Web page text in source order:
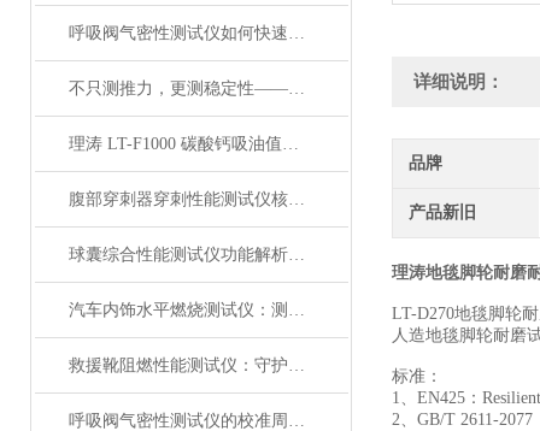
呼吸阀气密性测试仪如何快速判断呼吸阀是否失效？
不只测推力，更测稳定性——注射器滑动性能测试仪全面解析
理涛 LT-F1000 碳酸钙吸油值测试仪 介绍说明
腹部穿刺器穿刺性能测试仪核心测试指标：穿刺力、峰值力、穿透力解析
球囊综合性能测试仪功能解析：额定爆破压（RBP）、顺应性、疲劳强度
汽车内饰水平燃烧测试仪：测试步骤、试样制备与结果判读
救援靴阻燃性能测试仪：守护救援人员足部安全的检测装备
呼吸阀气密性测试仪的校准周期与重要性
详细说明：
品牌
产品新旧
理涛地毯脚轮耐磨
LT-D270地毯脚轮
人造地毯脚轮耐磨
标准：
1、 EN425 ：
2、 GB/T 2611-2077